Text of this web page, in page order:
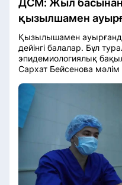
ДСМ: Жыл басынан
қызылшамен
Қызылышамен
дейінгі балалар. Бұл
эпидемиологиялық
Сархат Бейсенова мәлім